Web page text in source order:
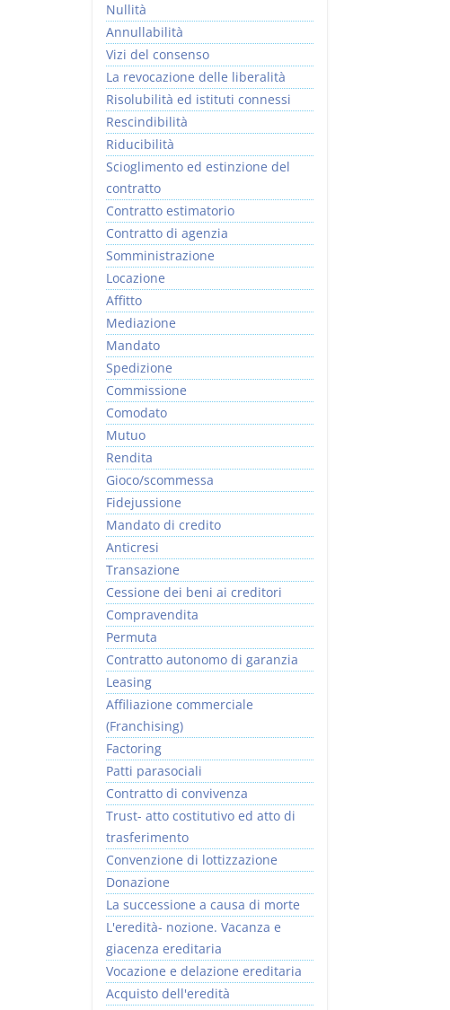
Nullità
Annullabilità
Vizi del consenso
La revocazione delle liberalità
Risolubilità ed istituti connessi
Rescindibilità
Riducibilità
Scioglimento ed estinzione del
contratto
Contratto estimatorio
Contratto di agenzia
Somministrazione
Locazione
Affitto
Mediazione
Mandato
Spedizione
Commissione
Comodato
Mutuo
Rendita
Gioco/scommessa
Fidejussione
Mandato di credito
Anticresi
Transazione
Cessione dei beni ai creditori
Compravendita
Permuta
Contratto autonomo di garanzia
Leasing
Affiliazione commerciale
(Franchising)
Factoring
Patti parasociali
Contratto di convivenza
Trust- atto costitutivo ed atto di
trasferimento
Convenzione di lottizzazione
Donazione
La successione a causa di morte
L'eredità- nozione. Vacanza e
giacenza ereditaria
Vocazione e delazione ereditaria
Acquisto dell'eredità